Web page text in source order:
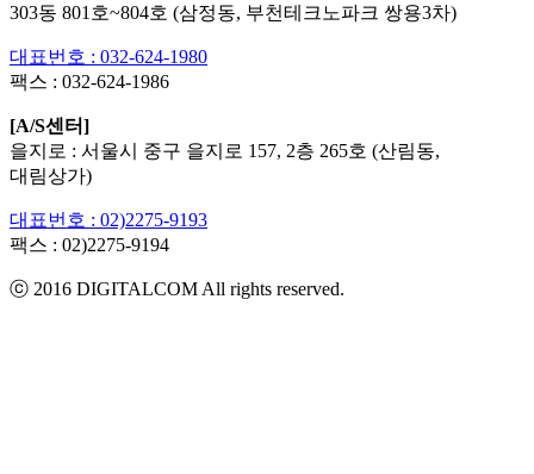
303동 801호~804호 (삼정동, 부천테크노파크 쌍용3차)
대표번호 : 032-624-1980
팩스 : 032-624-1986
[A/S센터]
을지로 : 서울시 중구 을지로 157, 2층 265호 (산림동,
대림상가)
대표번호 : 02)2275-9193
팩스 : 02)2275-9194​
ⓒ 2016 DIGITALCOM All rights reserved.